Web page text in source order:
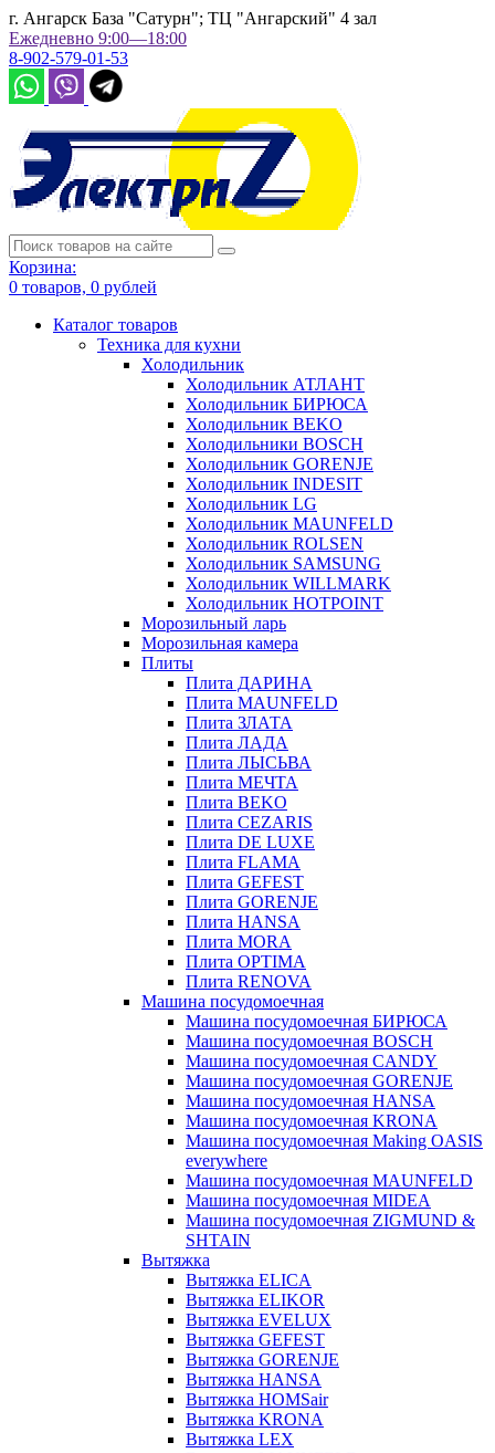
г. Ангарск База "Сатурн"; ТЦ "Ангарский" 4 зал
Ежедневно 9:00—18:00
8-902-579-01-53
Корзина:
0 товаров, 0 рублей
Каталог товаров
Техника для кухни
Холодильник
Холодильник АТЛАНТ
Холодильник БИРЮСА
Холодильник BEKO
Холодильники BOSCH
Холодильник GORENJE
Холодильник INDESIT
Холодильник LG
Холодильник MAUNFELD
Холодильник ROLSEN
Холодильник SAMSUNG
Холодильник WILLMARK
Холодильник HOTPOINT
Морозильный ларь
Морозильная камера
Плиты
Плита ДАРИНА
Плита MAUNFELD
Плита ЗЛАТА
Плита ЛАДА
Плита ЛЫСЬВА
Плита МЕЧТА
Плита BEKO
Плита CEZARIS
Плита DE LUXE
Плита FLAMA
Плита GEFEST
Плита GORENJE
Плита HANSA
Плита MORA
Плита OPTIMA
Плита RENOVA
Машина посудомоечная
Машина посудомоечная БИРЮСА
Машина посудомоечная BOSCH
Машина посудомоечная CANDY
Машина посудомоечная GORENJE
Машина посудомоечная HANSA
Машина посудомоечная KRONA
Машина посудомоечная Making OASIS
everywhere
Машина посудомоечная MAUNFELD
Машина посудомоечная MIDEA
Машина посудомоечная ZIGMUND &
SHTAIN
Вытяжка
Вытяжка ELICA
Вытяжка ELIKOR
Вытяжка EVELUX
Вытяжка GEFEST
Вытяжка GORENJE
Вытяжка HANSA
Вытяжка HOMSair
Вытяжка KRONA
Вытяжка LEX